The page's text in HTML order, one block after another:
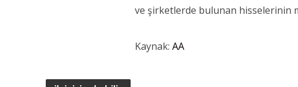
ve şirketlerde bulunan hisselerinin
Kaynak:AA